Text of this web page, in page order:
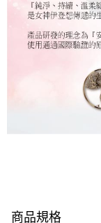
商品規格